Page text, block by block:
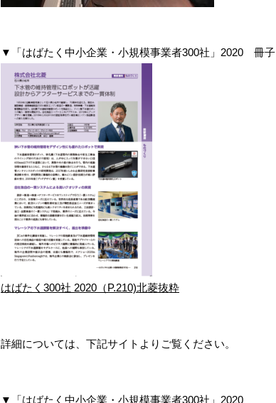
▼「はばたく中小企業・小規模事業者300社」2020 冊子
はばたく300社 2020（P.210)北菱抜粋
詳細については、下記サイトよりご覧ください。
▼「はばたく中小企業・小規模事業者300社」2020